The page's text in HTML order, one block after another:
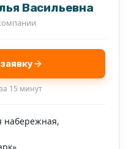
Васильевна
15 минут
набережная,